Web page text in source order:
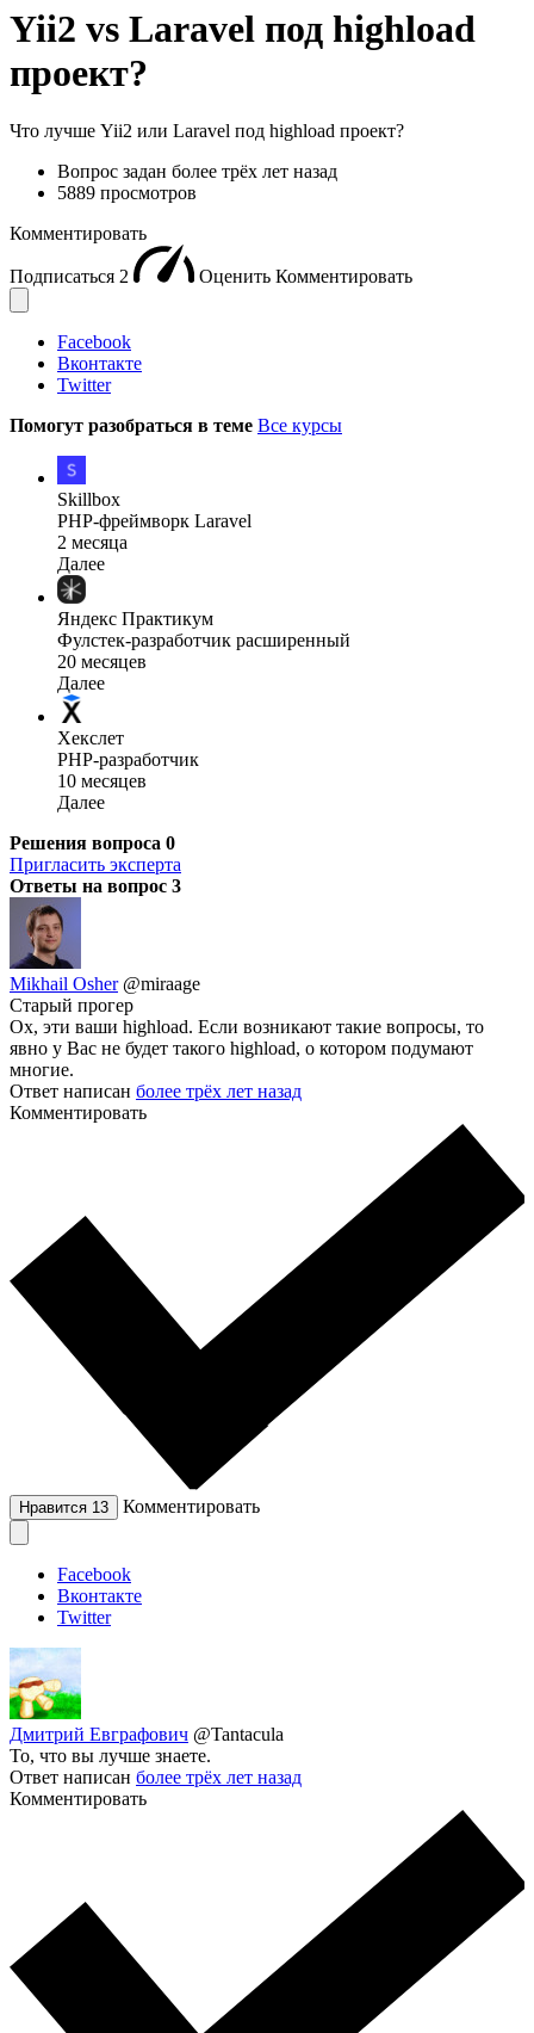
Yii2 vs Laravel под highload
проект?
Что лучше Yii2 или Laravel под highload проект?
Вопрос задан более трёх лет назад
5889 просмотров
Комментировать
Подписаться 2 Оценить Комментировать
Facebook
Вконтакте
Twitter
Помогут разобраться в теме Все курсы
Skillbox
PHP-фреймворк Laravel
2 месяца
Далее
Яндекс Практикум
Фулстек-разработчик расширенный
20 месяцев
Далее
Хекслет
PHP-разработчик
10 месяцев
Далее
Решения вопроса 0
Пригласить эксперта
Ответы на вопрос 3
Mikhail Osher @miraage
Старый прогер
Ох, эти ваши highload. Если возникают такие вопросы, то
явно у Вас не будет такого highload, о котором подумают
многие.
Ответ написан более трёх лет назад
Комментировать
Нравится 13 Комментировать
Facebook
Вконтакте
Twitter
Дмитрий Евграфович @Tantacula
То, что вы лучше знаете.
Ответ написан более трёх лет назад
Комментировать